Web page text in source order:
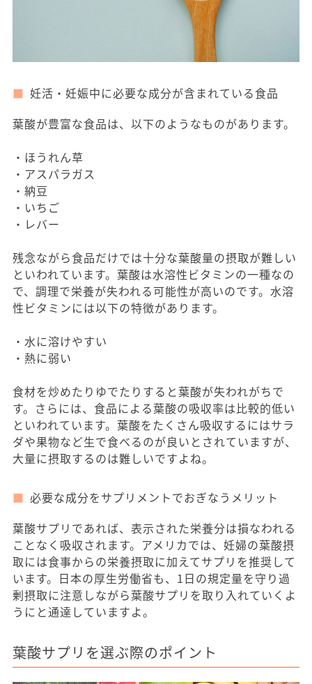
妊活・妊娠中に必要な成分が含まれている食品
葉酸が豊富な食品は、以下のようなものがあります。
・ほうれん草
・アスパラガス
・納豆
・いちご
・レバー
残念ながら食品だけでは十分な葉酸量の摂取が難しい
といわれています。葉酸は水溶性ビタミンの一種なの
で、調理で栄養が失われる可能性が高いのです。水溶
性ビタミンには以下の特徴があります。
・水に溶けやすい
・熱に弱い
食材を炒めたりゆでたりすると葉酸が失われがちで
す。さらには、食品による葉酸の吸収率は比較的低い
といわれています。葉酸をたくさん吸収するにはサラ
ダや果物など生で食べるのが良いとされていますが、
大量に摂取するのは難しいですよね。
必要な成分をサプリメントでおぎなうメリット
葉酸サプリであれば、表示された栄養分は損なわれる
ことなく吸収されます。アメリカでは、妊婦の葉酸摂
取には食事からの栄養摂取に加えてサプリを推奨して
います。日本の厚生労働省も、1日の規定量を守り過
剰摂取に注意しながら葉酸サプリを取り入れていくよ
うにと通達していますよ。
葉酸サプリを選ぶ際のポイント